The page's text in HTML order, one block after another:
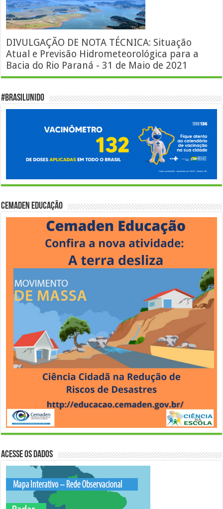
DIVULGAÇÃO DE NOTA TÉCNICA: Situação
Atual e Previsão Hidrometeorológica para a
Bacia do Rio Paraná - 31 de Maio de 2021
#BrasilUnido
Cemaden Educação
Acesse os Dados